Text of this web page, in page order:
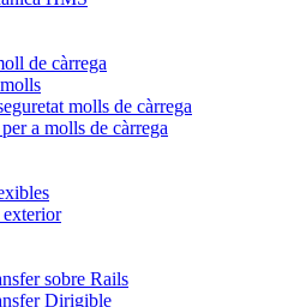
de càrrega
molls de càrrega
a molls de càrrega
exterior
sobre Rails
Dirigible